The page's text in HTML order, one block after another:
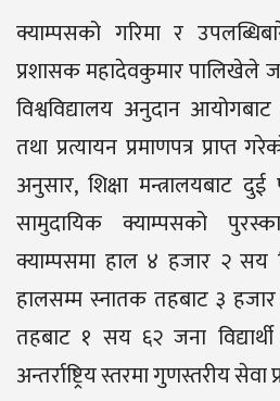
क्याम्पसको गरिमा र
प्रशासक महादेवकुमार पालिखेले
विश्वविद्यालय अनुदान
तथा प्रत्यायन प्रमाणपत्र प्राप्त
अनुसार, शिक्षा मन्त्रालयबाट
सामुदायिक क्याम्पसको
क्याम्पसमा हाल ४ हजार २ सय
हालसम्म स्नातक तहबाट ३
तहबाट १ सय ६२ जना विद्यार्थी
अन्तर्राष्ट्रिय स्तरमा गुणस्तरीय